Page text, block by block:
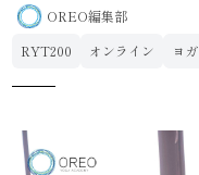
OREO編集部
RYT200
オンライン ヨガ